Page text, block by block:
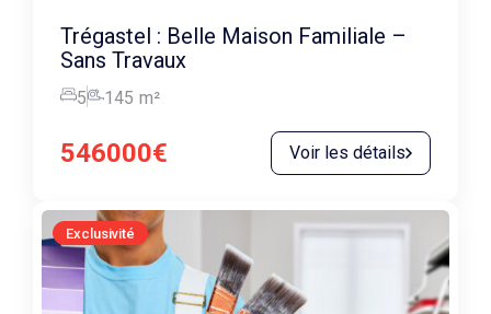
Trégastel : Belle Maison Familiale –
Sans Travaux
5 145 m²
546000€ Voir les détails
Exclusivité